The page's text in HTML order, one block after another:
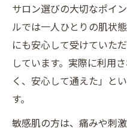
サロン選びの大切なポイ
ルでは一人ひとりの肌状
にも安心して受けていた
しています。実際に利用
く、安心して通えた」と
す。
敏感肌の方は、痛みや刺